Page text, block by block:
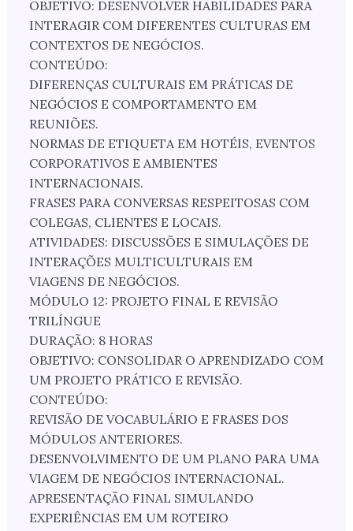
OBJETIVO: DESENVOLVER HABILIDADES PARA
INTERAGIR COM DIFERENTES CULTURAS EM
CONTEXTOS DE NEGÓCIOS.
CONTEÚDO:
DIFERENÇAS CULTURAIS EM PRÁTICAS DE
NEGÓCIOS E COMPORTAMENTO EM
REUNIÕES.
NORMAS DE ETIQUETA EM HOTÉIS, EVENTOS
CORPORATIVOS E AMBIENTES
INTERNACIONAIS.
FRASES PARA CONVERSAS RESPEITOSAS COM
COLEGAS, CLIENTES E LOCAIS.
ATIVIDADES: DISCUSSÕES E SIMULAÇÕES DE
INTERAÇÕES MULTICULTURAIS EM
VIAGENS DE NEGÓCIOS.
MÓDULO 12: PROJETO FINAL E REVISÃO
TRILÍNGUE
DURAÇÃO: 8 HORAS
OBJETIVO: CONSOLIDAR O APRENDIZADO COM
UM PROJETO PRÁTICO E REVISÃO.
CONTEÚDO:
REVISÃO DE VOCABULÁRIO E FRASES DOS
MÓDULOS ANTERIORES.
DESENVOLVIMENTO DE UM PLANO PARA UMA
VIAGEM DE NEGÓCIOS INTERNACIONAL.
APRESENTAÇÃO FINAL SIMULANDO
EXPERIÊNCIAS EM UM ROTEIRO